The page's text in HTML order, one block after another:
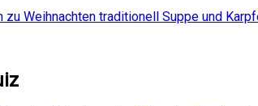
zu Weihnachten traditionell Suppe und